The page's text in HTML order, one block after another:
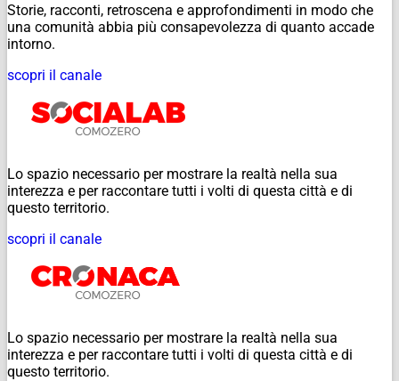
Storie, racconti, retroscena e approfondimenti in modo che
una comunità abbia più consapevolezza di quanto accade
intorno.
scopri il canale
Lo spazio necessario per mostrare la realtà nella sua
interezza e per raccontare tutti i volti di questa città e di
questo territorio.
scopri il canale
Lo spazio necessario per mostrare la realtà nella sua
interezza e per raccontare tutti i volti di questa città e di
questo territorio.